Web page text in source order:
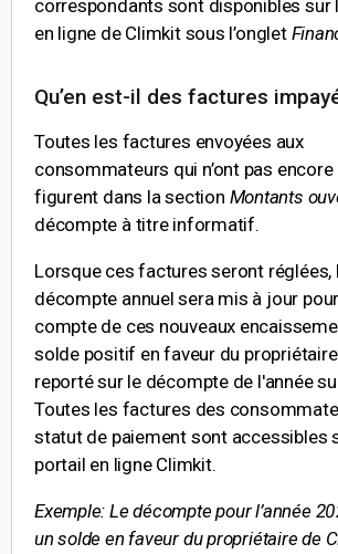
correspondants sont disponibles sur
en ligne de Climkit sous l’onglet
Qu’en est-il des factures
Toutes les factures envoyées aux
consommateurs qui n’ont pas encore
figurent dans la section Montants
décompte à titre informatif.
Lorsque ces factures seront réglées,
décompte annuel sera mis à jour
compte de ces nouveaux
solde positif en faveur du
reporté sur le décompte de l'année
Toutes les factures des
statut de paiement sont accessibles
portail en ligne Climkit.
Exemple: Le décompte pour l’année
un solde en faveur du propriétaire de